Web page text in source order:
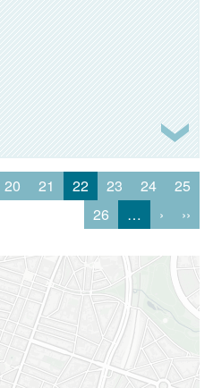
20 21 22 23 24
25
26
… › ››